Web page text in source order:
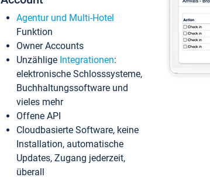
Agentur und Multi-Hotel
Funktion
Owner Accounts
Unzählige Integrationen:
elektronische Schlosssysteme,
Buchhaltungssoftware und
vieles mehr
Offene API
Cloudbasierte Software, keine
Installation, automatische
Updates, Zugang jederzeit,
überall